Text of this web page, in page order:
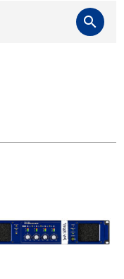
search